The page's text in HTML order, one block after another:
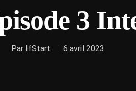
3
Par IfStart 6 avril 2023